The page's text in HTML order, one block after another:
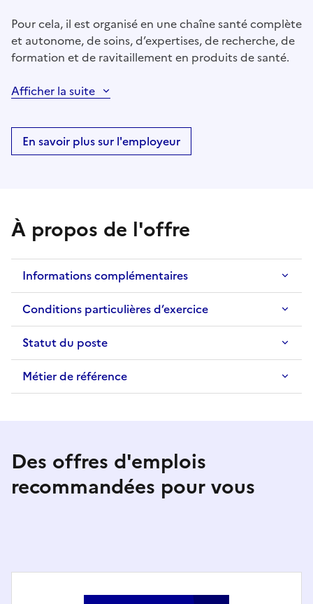
Pour cela, il est organisé en une chaîne santé complète
et autonome, de soins, d’expertises, de recherche, de
formation et de ravitaillement en produits de santé.
Afficher la suite
En savoir plus sur l'employeur
À propos de l'offre
Informations complémentaires
Conditions particulières d’exercice
Statut du poste
Métier de référence
Des offres d'emplois
recommandées pour vous